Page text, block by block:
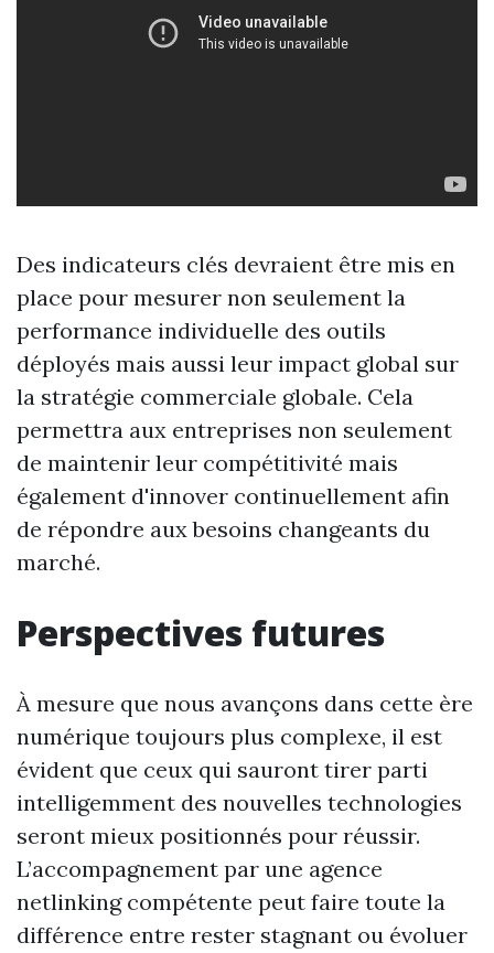
Des indicateurs clés devraient être mis en
place pour mesurer non seulement la
performance individuelle des outils
déployés mais aussi leur impact global sur
la stratégie commerciale globale. Cela
permettra aux entreprises non seulement
de maintenir leur compétitivité mais
également d'innover continuellement afin
de répondre aux besoins changeants du
marché.
Perspectives futures
À mesure que nous avançons dans cette ère
numérique toujours plus complexe, il est
évident que ceux qui sauront tirer parti
intelligemment des nouvelles technologies
seront mieux positionnés pour réussir.
L’accompagnement par une agence
netlinking compétente peut faire toute la
différence entre rester stagnant ou évoluer